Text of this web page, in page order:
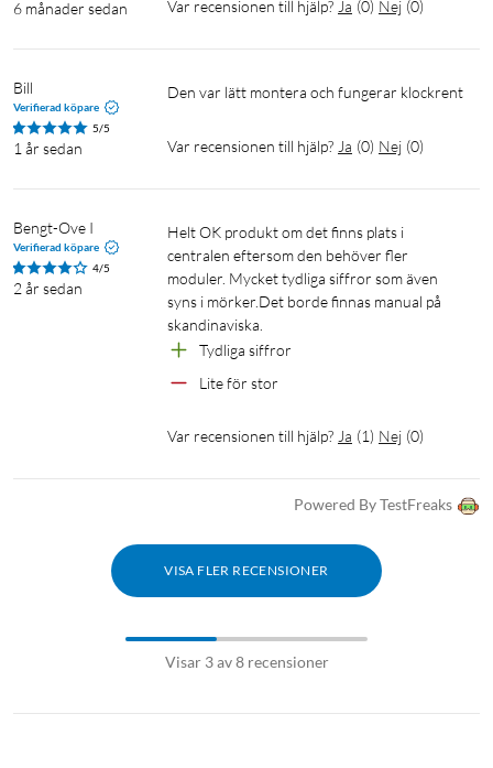
6 månader sedan Var recensionen till hjälp? Ja (0) Nej (0)
Bill
Verifierad köpare
5/5
1 år sedan
Den var lätt montera och fungerar klockrent
Var recensionen till hjälp? Ja (0) Nej (0)
Bengt-Ove I
Verifierad köpare
4/5
2 år sedan
Helt OK produkt om det finns plats i
centralen eftersom den behöver fler
moduler. Mycket tydliga siffror som även
syns i mörker.Det borde finnas manual på
skandinaviska.
Tydliga siffror
Lite för stor
Var recensionen till hjälp? Ja (1) Nej (0)
Powered By TestFreaks
VISA FLER RECENSIONER
Visar 3 av 8 recensioner